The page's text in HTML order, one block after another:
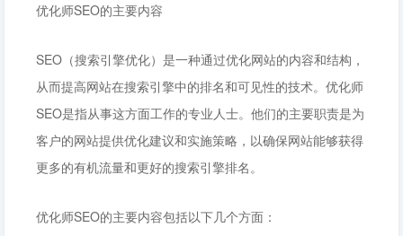
优化师SEO的主要内容
SEO（搜索引擎优化）是一种通过优化网站的内容和结构，
从而提高网站在搜索引擎中的排名和可见性的技术。优化师
SEO是指从事这方面工作的专业人士。他们的主要职责是为
客户的网站提供优化建议和实施策略，以确保网站能够获得
更多的有机流量和更好的搜索引擎排名。
优化师SEO的主要内容包括以下几个方面：